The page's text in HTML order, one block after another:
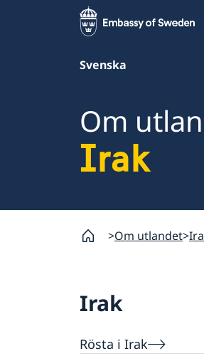
Svenska
Om
Irak
Om utlandet
Irak
Rösta i Irak